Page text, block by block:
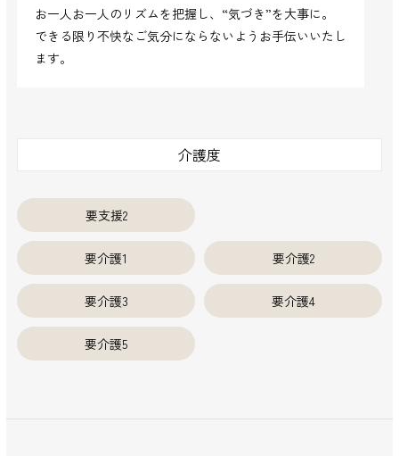
お一人お一人のリズムを把握し、“気づき”を大事に。
できる限り不快なご気分にならないようお手伝いいたし
ます。
介護度
要支援2
要介護1 要介護2
要介護3 要介護4
要介護5